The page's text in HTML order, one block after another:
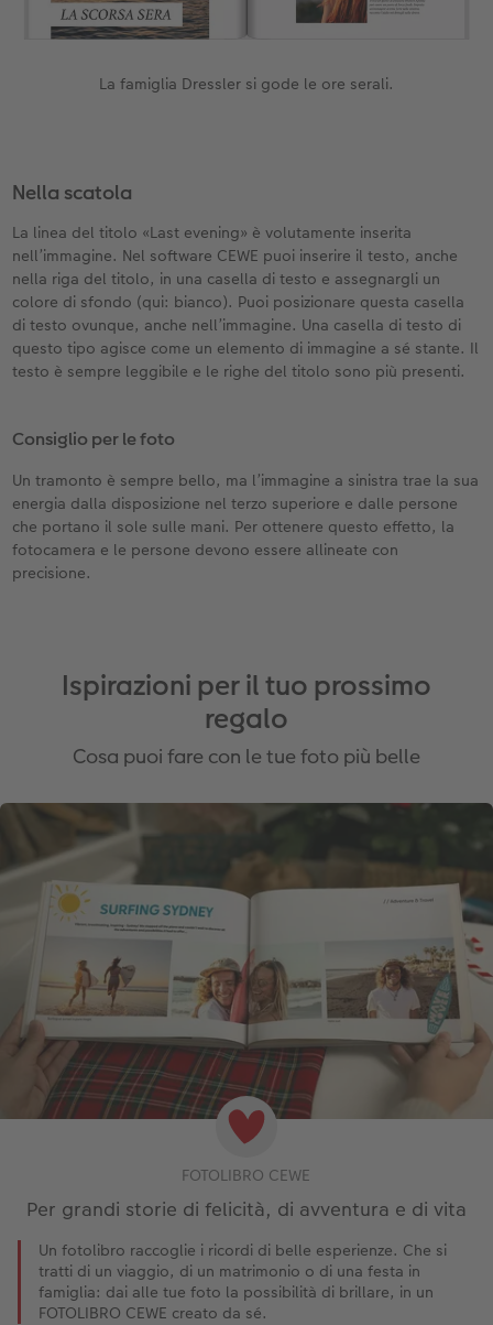
La famiglia Dressler si gode le ore serali.
Nella scatola
La linea del titolo «Last evening» è volutamente inserita
nell’immagine. Nel software CEWE puoi inserire il testo, anche
nella riga del titolo, in una casella di testo e assegnargli un
colore di sfondo (qui: bianco). Puoi posizionare questa casella
di testo ovunque, anche nell’immagine. Una casella di testo di
questo tipo agisce come un elemento di immagine a sé stante. Il
testo è sempre leggibile e le righe del titolo sono più presenti.
Consiglio per le foto
Un tramonto è sempre bello, ma l’immagine a sinistra trae la sua
energia dalla disposizione nel terzo superiore e dalle persone
che portano il sole sulle mani. Per ottenere questo effetto, la
fotocamera e le persone devono essere allineate con
precisione.
Ispirazioni per il tuo prossimo
regalo
Cosa puoi fare con le tue foto più belle
FOTOLIBRO CEWE
Per grandi storie di felicità, di avventura e di vita
Un fotolibro raccoglie i ricordi di belle esperienze. Che si
tratti di un viaggio, di un matrimonio o di una festa in
famiglia: dai alle tue foto la possibilità di brillare, in un
FOTOLIBRO CEWE creato da sé.